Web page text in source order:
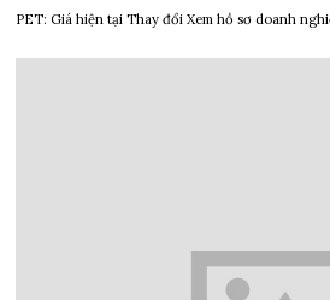
PET: Giá hiện tại Thay đổi Xem hồ sơ doanh